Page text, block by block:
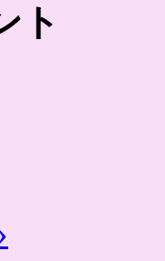
ト